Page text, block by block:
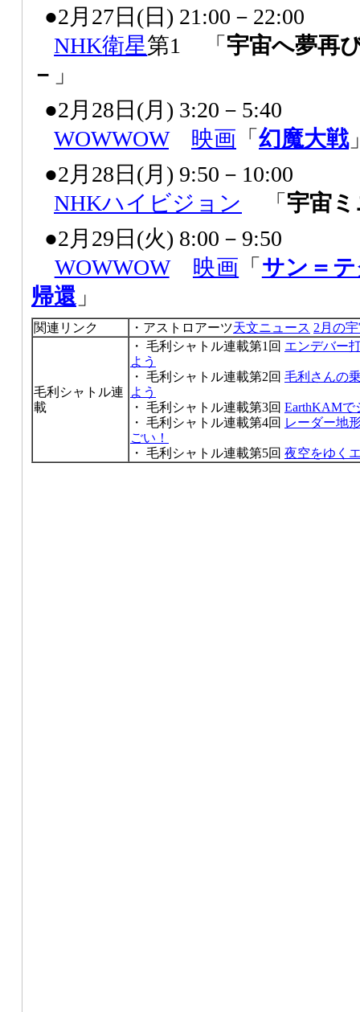
●2月27日(日) 21:00－22:00
NHK衛星第1 「 宇宙へ夢再
－ 」
●2月28日(月) 3:20－5:40
WOWWOW
映画 「 幻魔大戦
●2月28日(月) 9:50－10:00
NHKハイビジョン 「 宇宙
●2月29日(火) 8:00－9:50
WOWWOW
映画 「 サン＝
帰還 」
関連リンク ・アストロアーツ天文ニュース 2月の
毛利シャトル連
載
・ 毛利シャトル連載第1回 エンデバー
よう
・ 毛利シャトル連載第2回 毛利さんの
よう
・ 毛利シャトル連載第3回 EarthKAMで
・ 毛利シャトル連載第4回 レーダー地
ごい！
・ 毛利シャトル連載第5回 夜空をゆく